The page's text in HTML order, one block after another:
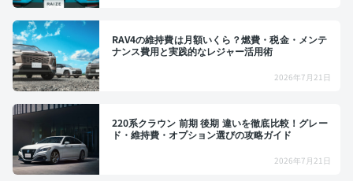
RAV4の維持費は月額いくら？燃費・税金・メンテ
ナンス費用と実践的なレジャー活用術
2026年7月21日
220系クラウン 前期 後期 違いを徹底比較！グレー
ド・維持費・オプション選びの攻略ガイド
2026年7月21日